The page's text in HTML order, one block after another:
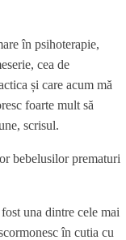
în psihoterapie,
cea de
și care acum mă
foarte mult să
scrisul.
bebelusilor prematuri
una dintre cele mai
în cutia cu